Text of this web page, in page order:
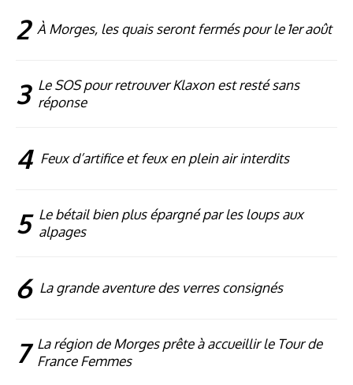
2 À Morges, les quais seront fermés pour le 1er août
3 Le SOS pour retrouver Klaxon est resté sans
réponse
4 Feux d’artifice et feux en plein air interdits
5 Le bétail bien plus épargné par les loups aux
alpages
6 La grande aventure des verres consignés
7 La région de Morges prête à accueillir le Tour de
France Femmes